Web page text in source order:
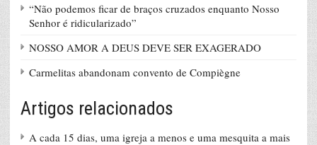
“Não podemos ficar de braços cruzados enquanto Nosso
Senhor é ridicularizado”
NOSSO AMOR A DEUS DEVE SER EXAGERADO
Carmelitas abandonam convento de Compiègne
Artigos relacionados
A cada 15 dias, uma igreja a menos e uma mesquita a mais